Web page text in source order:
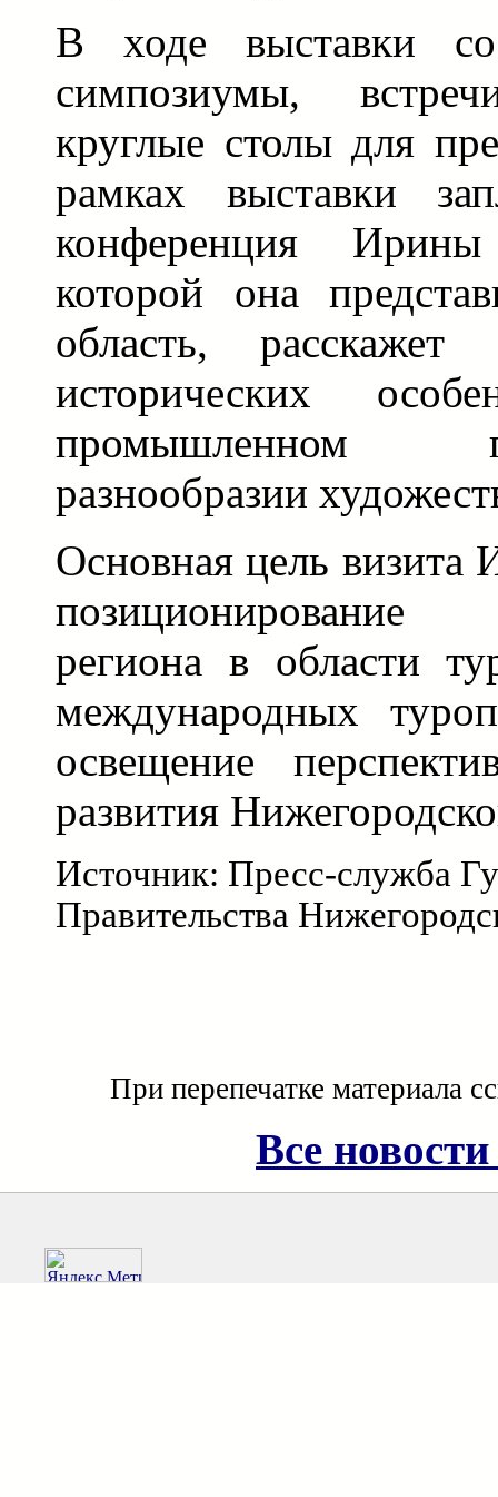
В ходе выставки
симпозиумы,
круглые столы для
рамках выставки
конференция
которой она
область,
исторических
промышленном
разнообразии
Основная цель
региона в области
международных
освещение
развития
Источник: Пресс-служба
Правительства
При перепечатке материала
Все